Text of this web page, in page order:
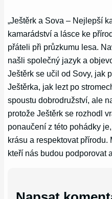
„Ještěrk a Sova – Nejlepší
kamarádství a lásce ke
přáteli při průzkumu lesa.
našli společný jazyk a
Ještěrk se učil od Sovy, jak
Ještěrka, jak lezt po
spoustu dobrodružství, ale
protože Ještěrk se rozhodl
ponaučení z této pohádky
krásu a respektovat přírodu.
kteří nás budou podporovat